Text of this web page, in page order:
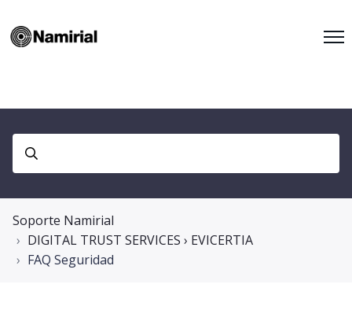
Soporte Namirial
DIGITAL TRUST SERVICES › EVICERTIA
FAQ Seguridad